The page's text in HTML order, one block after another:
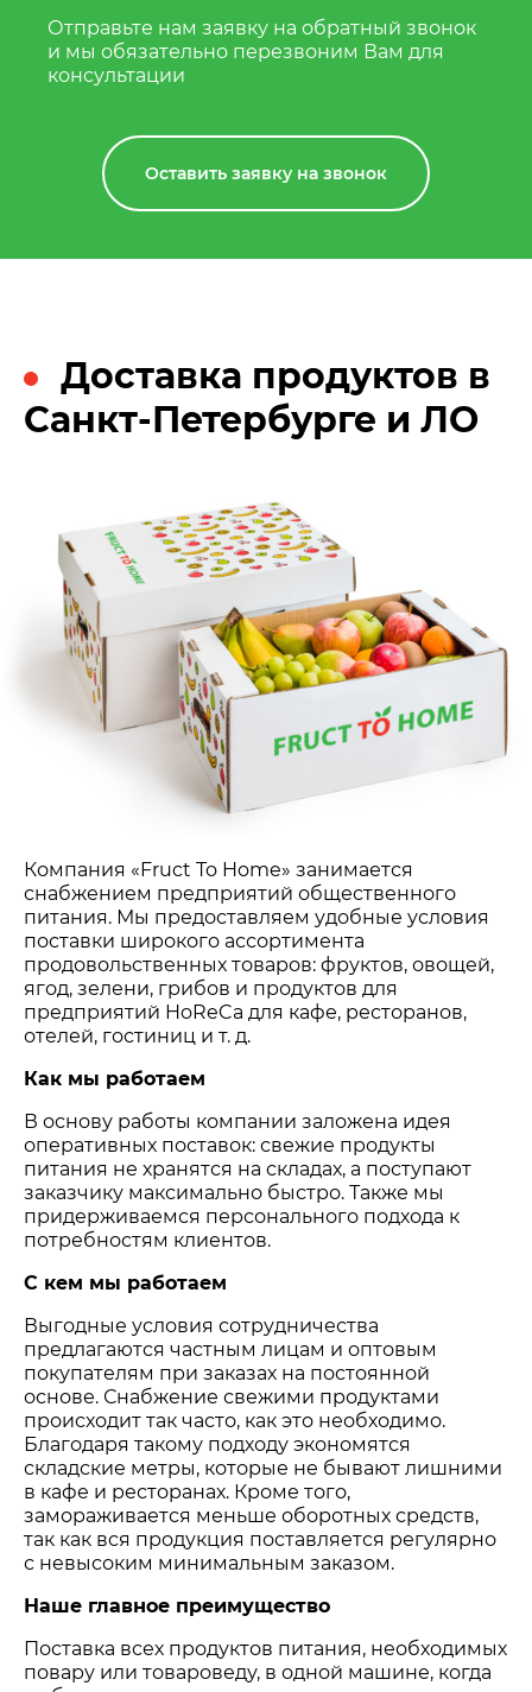
Отправьте нам заявку на обратный звонок
и мы обязательно перезвоним Вам для
консультации
Оставить заявку на звонок
Доставка продуктов в
Санкт-Петербурге и ЛО
Компания «Fruct To Home» занимается
снабжением предприятий общественного
питания. Мы предоставляем удобные условия
поставки широкого ассортимента
продовольственных товаров: фруктов, овощей,
ягод, зелени, грибов и продуктов для
предприятий HoReCa для кафе, ресторанов,
отелей, гостиниц и т. д.
Как мы работаем
В основу работы компании заложена идея
оперативных поставок: свежие продукты
питания не хранятся на складах, а поступают
заказчику максимально быстро. Также мы
придерживаемся персонального подхода к
потребностям клиентов.
С кем мы работаем
Выгодные условия сотрудничества
предлагаются частным лицам и оптовым
покупателям при заказах на постоянной
основе. Снабжение свежими продуктами
происходит так часто, как это необходимо.
Благодаря такому подходу экономятся
складские метры, которые не бывают лишними
в кафе и ресторанах. Кроме того,
замораживается меньше оборотных средств,
так как вся продукция поставляется регулярно
с невысоким минимальным заказом.
Наше главное преимущество
Поставка всех продуктов питания, необходимых
повару или товароведу, в одной машине, когда